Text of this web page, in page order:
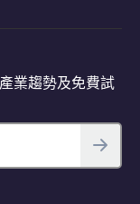
業趨勢及免費試